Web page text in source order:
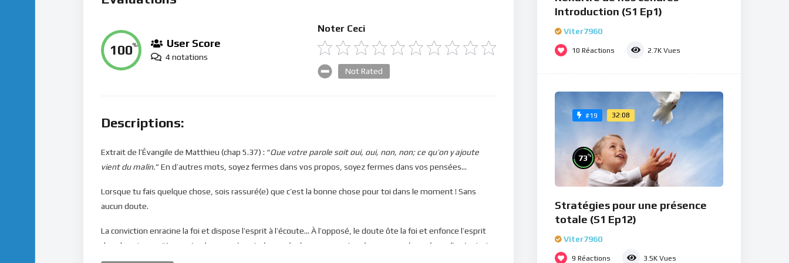
100% User Score
4 notations
Noter Ceci
Not Rated
Descriptions:
Extrait de l’Évangile de Matthieu (chap 5.37) : “Que votre parole soit oui, oui, non, non; ce qu’on y ajoute
vient du malin.” En d’autres mots, soyez fermes dans vos propos, soyez fermes dans vos pensées…
Lorsque tu fais quelque chose, sois rassuré(e) que c’est la bonne chose pour toi dans le moment ! Sans
aucun doute.
La conviction enracine la foi et dispose l’esprit à l’écoute… À l’opposé, le doute ôte la foi et enfonce l’esprit
dans la noirceur. “Lorsqu’un homme écoute la parole du royaume et ne la comprend pas, le malin vient et
enlève ce qui a été semé dans son coeur…
Introduction (S1 Ep1)
Viter7960
10 Réactions 2.7K Vues
#19 32:08
73%
Stratégies pour une présence
totale (S1 Ep12)
Viter7960
9 Réactions 3.5K Vues